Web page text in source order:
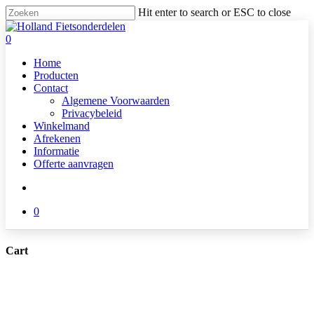
Skip
to
main
Hit enter to search or ESC to close
Close
Search
search
0
Home
Producten
Contact
Algemene Voorwaarden
Privacybeleid
Winkelmand
Afrekenen
Informatie
Offerte aanvragen
0
Cart